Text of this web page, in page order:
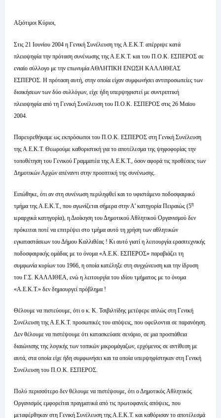
Αξιότιμοι Κύριοι,
Στις 21 Ιουνίου 2004 η Γενική Συνέλευση της Α.Ε.Κ.Τ. απέρριψε κατά
πλειοψηφία την πρόταση συνένωσης της Α.Ε.Κ.Τ. και του Π.Ο.Κ. ΕΣΠΕΡΟΣ σε
ενιαίο σύλλογο με την επωνυμία ΑΘΛΗΤΙΚΗ ΕΝΩΣΗ ΚΑΛΛΙΘΕΑΣ
ΕΣΠΕΡΟΣ. Η πρόταση αυτή, στην οποία είχαν συμφωνήσει αντιπροσωπείες των
διοικήσεων των δύο συλλόγων, είχε ήδη υπερψηφιστεί με συντριπτική
πλειοψηφία από τη Γενική Συνέλευση του Π.Ο.Κ. ΕΣΠΕΡΟΣ στις 26 Μαϊου
2004.
Παρευρεθήκαμε ως εκπρόσωποι του Π.Ο.Κ. ΕΣΠΕΡΟΣ στη Γενική Συνέλευση
της Α.Ε.Κ.Τ. Θεωρούμε καθοριστική για το αποτέλεσμα της ψηφοφορίας την
τοποθέτηση του Γενικού Γραμματέα της Α.Ε.Κ.Τ., όσον αφορά τις προθέσεις των
Δημοτικών Αρχών απέναντι στην προοπτική της συνένωσης.
Ειπώθηκε, ότι αν στη συνένωση περιληφθεί και το υφιστάμενο ποδοσφαιρικό
τμήμα της Α.Ε.Κ.Τ., που αγωνίζεται σήμερα στην Α’ κατηγορία Πειραιώς (5η
ιεραρχικά κατηγορία), η Διοίκηση του Δημοτικού Αθλητικού Οργανισμού δεν
πρόκειται ποτέ να επιτρέψει στο τμήμα αυτό τη χρήση των αθλητικών
εγκαταστάσεων του Δήμου Καλλιθέας ! Κι αυτό γιατί η λειτουργία ερασιτεχνικής
ποδοσφαιρικής ομάδας με το όνομα «Α.Ε.Κ. ΕΣΠΕΡΟΣ» παραβιάζει τη
συμφωνία κυρίων του 1966, η οποία κατέληξε στη συγχώνευση και την ίδρυση
του Γ.Σ. ΚΑΛΛΙΘΕΑ, ενώ η λειτουργία του ιδίου τμήματος με το όνομα
«Α.Ε.Κ.Τ.» δεν δημιουργεί πρόβλημα !
Θέλουμε να πιστεύουμε, ότι ο κ. Κ. Τσιβιλτίδης μετέφερε απλώς στη Γενική
Συνέλευση της Α.Ε.Κ.Τ. προσωπικές του απόψεις, που οφείλονται σε παρανόηση.
Δεν θέλουμε να πιστέψουμε ότι κατασκεύασε σενάριο, σε μια προσπάθεια
διαιώνισης της λογικής των τοπικών μικρομάγαζων, ερχόμενος σε αντίθεση με
αυτά, στα οποία είχε ήδη συμφωνήσει και τα οποία υπερψηφίστηκαν στη Γενική
Συνέλευση του Π.Ο.Κ. ΕΣΠΕΡΟΣ.
Πολύ περισσότερο δεν θέλουμε να πιστέψουμε, ότι ο Δημοτικός Αθλητικός
Οργανισμός εμφορείται πραγματικά από τις πρωτοφανείς απόψεις, που
μεταφέρθηκαν στη Γενική Συνέλευση της Α.Ε.Κ.Τ. και καθόρισαν το αποτέλεσμά